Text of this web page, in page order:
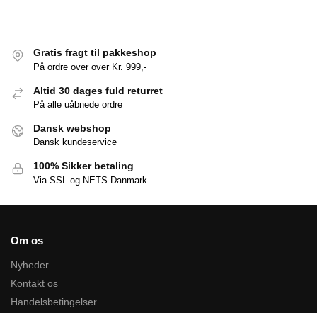
Gratis fragt til pakkeshop
På ordre over over Kr. 999,-
Altid 30 dages fuld returret
På alle uåbnede ordre
Dansk webshop
Dansk kundeservice
100% Sikker betaling
Via SSL og NETS Danmark
Om os
Nyheder
Kontakt os
Handelsbetingelser